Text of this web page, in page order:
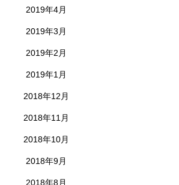
2019年4月
2019年3月
2019年2月
2019年1月
2018年12月
2018年11月
2018年10月
2018年9月
2018年8月